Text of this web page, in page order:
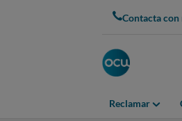
Contacta
Reclamar